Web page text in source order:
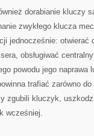
dorabianie kluczy
zwykłego klucza
jednocześnie: otwierać
obsługiwać
powodu jego naprawa
trafiać zarówno
zgubili kluczyk,
wcześniej.